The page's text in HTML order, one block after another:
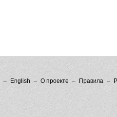
English О проекте Правила